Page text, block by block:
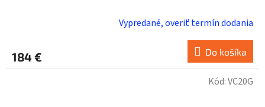
Vypredané, overiť termín dodania
184 € Do košíka
Kód:VC20G